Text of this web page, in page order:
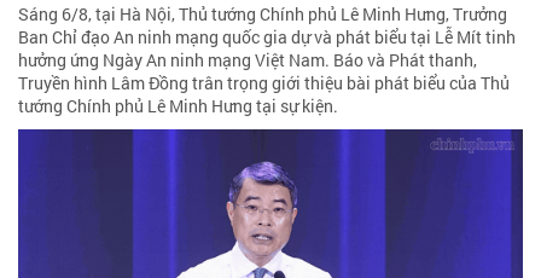
Sáng 6/8, tại Hà Nội, Thủ tướng Chính phủ Lê Minh Hưng, Trưởng
Ban Chỉ đạo An ninh mạng quốc gia dự và phát biểu tại Lễ Mít tinh
hưởng ứng Ngày An ninh mạng Việt Nam. Báo và Phát thanh,
Truyền hình Lâm Đồng trân trọng giới thiệu bài phát biểu của Thủ
tướng Chính phủ Lê Minh Hưng tại sự kiện.